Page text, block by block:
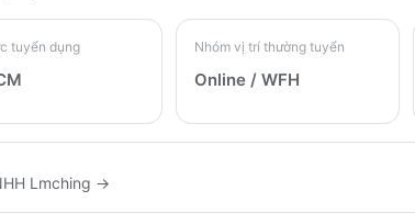
tuyển dụng Nhóm vị trí thường tuyển
Online / WFH
Lmching →